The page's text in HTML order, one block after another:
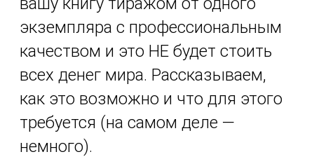
экземпляра с профессиональным
качеством и это НЕ будет стоить
всех денег мира. Рассказываем,
как это возможно и что для этого
требуется (на самом деле —
немного).